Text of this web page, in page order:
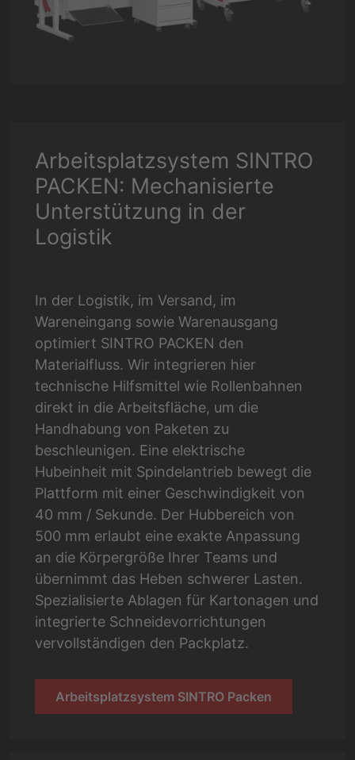
Arbeitsplatzsystem SINTRO
PACKEN: Mechanisierte
Unterstützung in der
Logistik
In der Logistik, im Versand, im
Wareneingang sowie Warenausgang
optimiert SINTRO PACKEN den
Materialfluss. Wir integrieren hier
technische Hilfsmittel wie Rollenbahnen
direkt in die Arbeitsfläche, um die
Handhabung von Paketen zu
beschleunigen. Eine elektrische
Hubeinheit mit Spindelantrieb bewegt die
Plattform mit einer Geschwindigkeit von
40 mm / Sekunde. Der Hubbereich von
500 mm erlaubt eine exakte Anpassung
an die Körpergröße Ihrer Teams und
übernimmt das Heben schwerer Lasten.
Spezialisierte Ablagen für Kartonagen und
integrierte Schneidevorrichtungen
vervollständigen den Packplatz.
Arbeitsplatzsystem SINTRO Packen